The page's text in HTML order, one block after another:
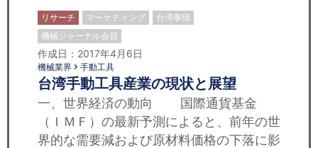
リサーチ マーケティング
台湾事情
機械ジャーナル会員
作成日：2017年4月6日
機械業界 手動工具
台湾手動工具産業の現状と展望
一、世界経済の動向 国際通貨基金
（ＩＭＦ）の最新予測によると、前年の世
界的な需要減および原材料価格の下落に影